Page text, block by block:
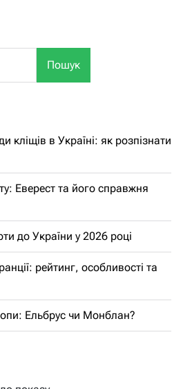
Пошук
кліщів в Україні: як розпізнати
Еверест та його справжня
до України у 2026 році
рейтинг, особливості та
Ельбрус чи Монблан?